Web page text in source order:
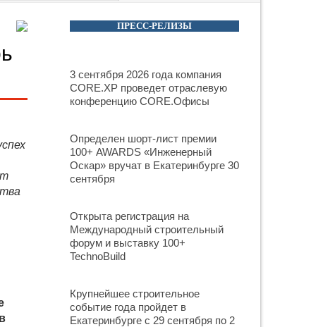
ПРЕСС-РЕЛИЗЫ
3 сентября 2026 года компания
CORE.XP проведет отраслевую
конференцию CORE.Офисы
Определен шорт-лист премии
100+ AWARDS «Инженерный
Оскар» вручат в Екатеринбурге 30
сентября
Открыта регистрация на
Международный строительный
форум и выставку 100+
TechnoBuild
Крупнейшее строительное
событие года пройдет в
Екатеринбурге с 29 сентября по 2